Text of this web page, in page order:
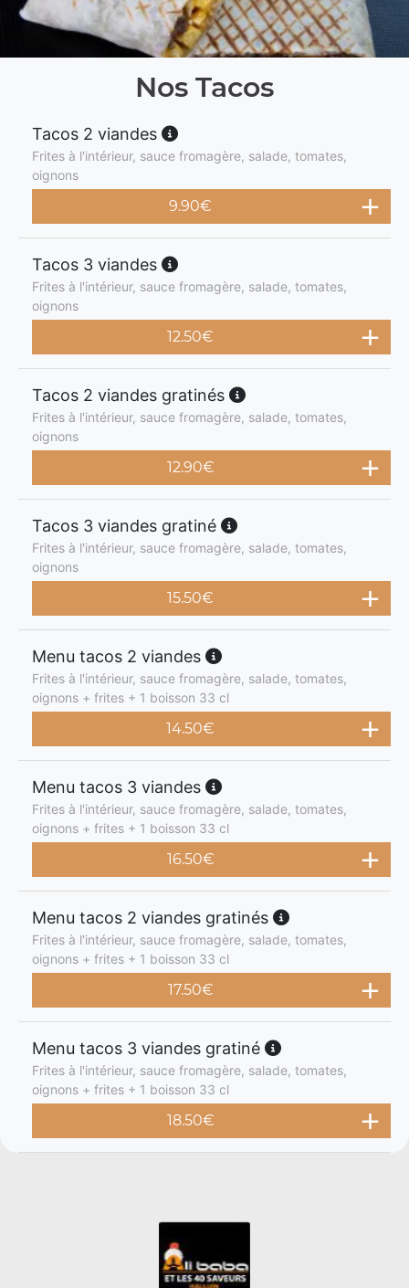
Nos Tacos
Tacos 2 viandes
Frites à l'intérieur, sauce fromagère, salade, tomates,
oignons
9.90€
Tacos 3 viandes
Frites à l'intérieur, sauce fromagère, salade, tomates,
oignons
12.50€
Tacos 2 viandes gratinés
Frites à l'intérieur, sauce fromagère, salade, tomates,
oignons
12.90€
Tacos 3 viandes gratiné
Frites à l'intérieur, sauce fromagère, salade, tomates,
oignons
15.50€
Menu tacos 2 viandes
Frites à l'intérieur, sauce fromagère, salade, tomates,
oignons + frites + 1 boisson 33 cl
14.50€
Menu tacos 3 viandes
Frites à l'intérieur, sauce fromagère, salade, tomates,
oignons + frites + 1 boisson 33 cl
16.50€
Menu tacos 2 viandes gratinés
Frites à l'intérieur, sauce fromagère, salade, tomates,
oignons + frites + 1 boisson 33 cl
17.50€
Menu tacos 3 viandes gratiné
Frites à l'intérieur, sauce fromagère, salade, tomates,
oignons + frites + 1 boisson 33 cl
18.50€